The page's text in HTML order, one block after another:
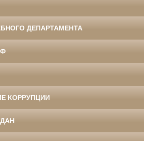
ДЕПАРТАМЕНТА
КОРРУПЦИИ